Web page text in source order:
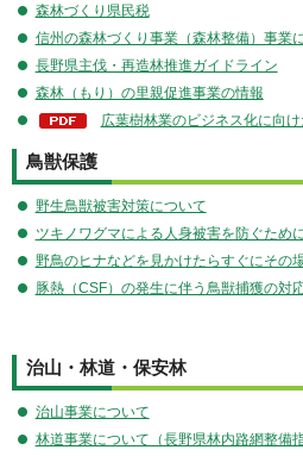
森林づくり県民税
信州の森林づくり事業（森林整備）事業
長野県主伐・再造林推進ガイドライン
森林（もり）の里親促進事業の情報
広葉樹林業のビジネス化に向
鳥獣保護
野生鳥獣被害対策について
ツキノワグマによる人身被害を防ぐため
野鳥のヒナなどを見かけたらすぐにその
豚熱（CSF）の発生に伴う鳥獣捕獲の対
治山・林道・保安林
治山事業について
林道事業について（長野県林内路網整備指